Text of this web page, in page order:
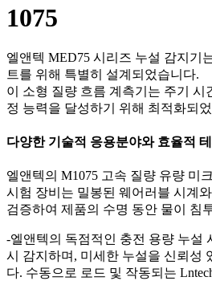
1075​
엘앤텍 MED75 시리즈 누설 감지기
트를 위해 특별히 설계되었습니다.
이 소형 질량 흐름 계측기는 주기 시
정 능력을 달성하기 위해 최적화되
다양한 기술적 응용분야와 효율적
엘앤텍의 M1075 고속 질량 유량 미
시험 장비는 밀봉된 웨어러블 시계
검증하여 제품의 수명 동안 물이 침
-엘앤텍의 독점적인 충전 용량 누설
시 감지하며, 미세한 누설을 신뢰성
다. 수동으로 로드 및 작동되는